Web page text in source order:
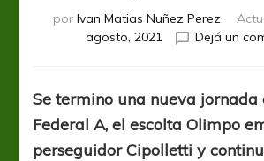
por Ivan Matias Nuñez Perez
agosto, 2021
Dejá un
Se termino una nueva jornada
Federal A, el escolta Olimpo
perseguidor Cipolletti y